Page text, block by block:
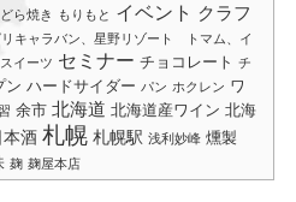
どら焼き もりもと イベント
クラフ
キャラバン、星野リゾート トマム、イ
スイーツ セミナー チョコレート チ
ン ハードサイダー パン ホクレン ワ
余市 北海道 北海道産ワイン 北海
本酒 札幌 札幌駅 浅利妙峰 燻製
麹 麹屋本店